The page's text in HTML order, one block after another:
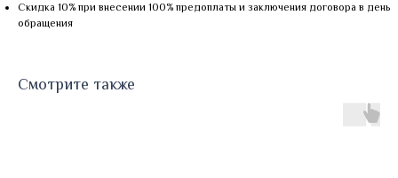
Скидка 10% при внесении 100% предоплаты и заключения договора в день
обращения
Смотрите также